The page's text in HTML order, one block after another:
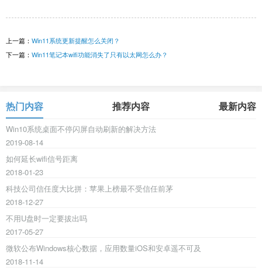
上一篇： Win11系统更新提醒怎么关闭？
下一篇： Win11笔记本wifi功能消失了只有以太网怎么办？
热门内容 推荐内容 最新内容
Win10系统桌面不停闪屏自动刷新的解决方法
2019-08-14
如何延长wifi信号距离
2018-01-23
科技公司信任度大比拼：苹果上榜最不受信任前茅
2018-12-27
不用U盘时一定要拔出吗
2017-05-27
微软公布Windows核心数据，应用数量iOS和安卓遥不可及
2018-11-14